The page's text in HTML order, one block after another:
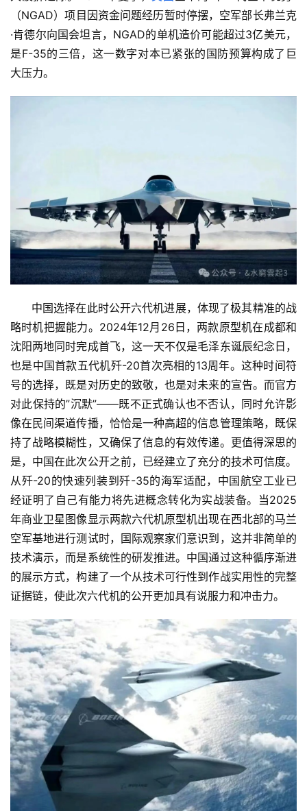
（NGAD）项目因资金问题经历暂时停摆，空军部长弗兰克
·肯德尔向国会坦言，NGAD的单机造价可能超过3亿美元，
是F-35的三倍，这一数字对本已紧张的国防预算构成了巨
大压力。
中国选择在此时公开六代机进展，体现了极其精准的战
略时机把握能力。2024年12月26日，两款原型机在成都和
沈阳两地同时完成首飞，这一天不仅是毛泽东诞辰纪念日，
也是中国首款五代机歼-20首次亮相的13周年。这种时间符
号的选择，既是对历史的致敬，也是对未来的宣告。而官方
对此保持的”沉默”——既不正式确认也不否认，同时允许影
像在民间渠道传播，恰恰是一种高超的信息管理策略，既保
持了战略模糊性，又确保了信息的有效传递。更值得深思的
是，中国在此次公开之前，已经建立了充分的技术可信度。
从歼-20的快速列装到歼-35的海军适配，中国航空工业已
经证明了自己有能力将先进概念转化为实战装备。当2025
年商业卫星图像显示两款六代机原型机出现在西北部的马兰
空军基地进行测试时，国际观察家们意识到，这并非简单的
技术演示，而是系统性的研发推进。中国通过这种循序渐进
的展示方式，构建了一个从技术可行性到作战实用性的完整
证据链，使此次六代机的公开更加具有说服力和冲击力。